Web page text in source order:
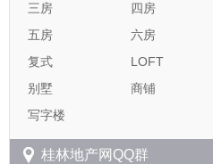
三房
四房
五房
六房
复式
LOFT
别墅
商铺
写字楼
桂林地产网QQ群